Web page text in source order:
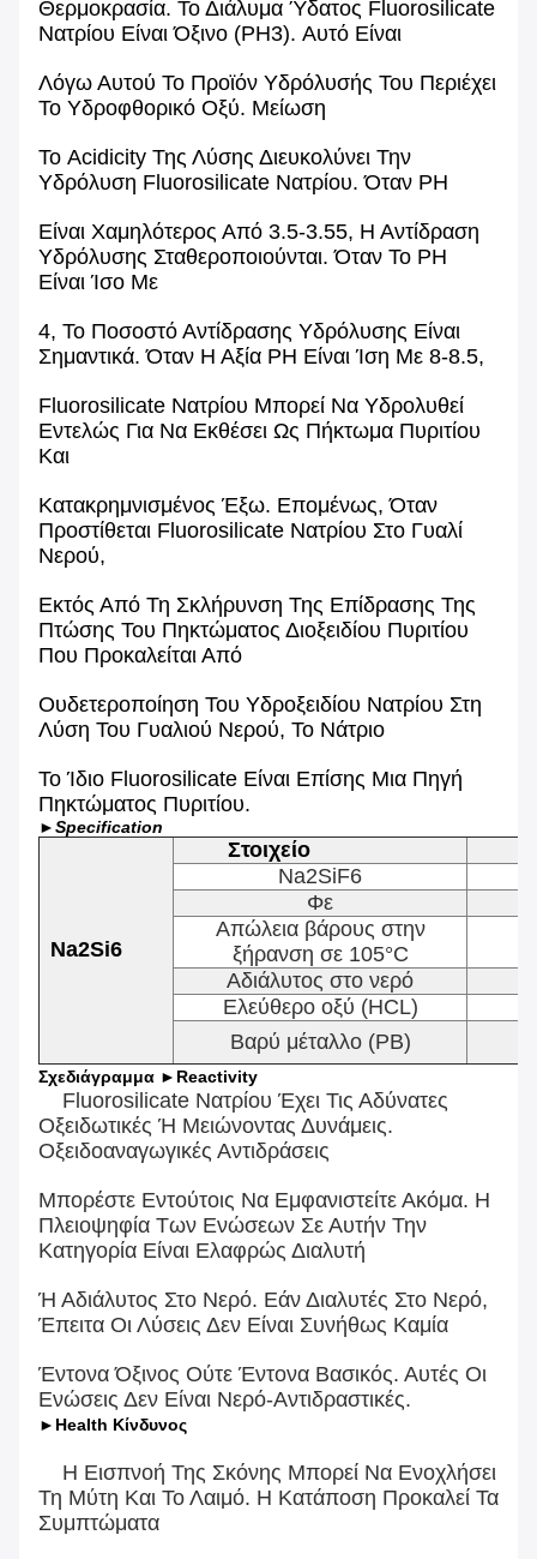
Θερμοκρασία. Το Διάλυμα Ύδατος Fluorosilicate
Νατρίου Είναι Όξινο (pH3). Αυτό Είναι
Λόγω Αυτού Το Προϊόν Υδρόλυσής Του Περιέχει
Το Υδροφθορικό Οξύ. Μείωση
Το Acidicity Της Λύσης Διευκολύνει Την
Υδρόλυση Fluorosilicate Νατρίου.Όταν PH
Είναι Χαμηλότερος Από 3.5-3.55, Η Αντίδραση
Υδρόλυσης Σταθεροποιούνται.Όταν Το PH
Είναι Ίσο Με
4, Το Ποσοστό Αντίδρασης Υδρόλυσης Είναι
Σημαντικά. Όταν Η Αξία PH Είναι Ίση Με 8-8.5,
Fluorosilicate Νατρίου Μπορεί Να Υδρολυθεί
Εντελώς Για Να Εκθέσει Ως Πήκτωμα Πυριτίου
Και
Κατακρημνισμένος Έξω. Επομένως, Όταν
Προστίθεται Fluorosilicate Νατρίου Στο Γυαλί
Νερού,
Εκτός Από Τη Σκλήρυνση Της Επίδρασης Της
Πτώσης Του Πηκτώματος Διοξειδίου Πυριτίου
Που Προκαλείται Από
Ουδετεροποίηση Του Υδροξειδίου Νατρίου Στη
Λύση Του Γυαλιού Νερού, Το Νάτριο
Το Ίδιο Fluorosilicate Είναι Επίσης Μια Πηγή
Πηκτώματος Πυριτίου.
►Specification
Na2Si6
Στοιχείο
Na2SiF6
Φε
Απώλεια βάρους στην
ξήρανση σε 105°C
Αδιάλυτος στο νερό
Ελεύθερο οξύ (HCL)
Βαρύ μέταλλο (PB)
Σχεδιάγραμμα ►Reactivity
Fluorosilicate Νατρίου Έχει Τις Αδύνατες
Οξειδωτικές Ή Μειώνοντας Δυνάμεις.
Οξειδοαναγωγικές Αντιδράσεις
Μπορέστε Εντούτοις Να Εμφανιστείτε Ακόμα. Η
Πλειοψηφία Των Ενώσεων Σε Αυτήν Την
Κατηγορία Είναι Ελαφρώς Διαλυτή
Ή Αδιάλυτος Στο Νερό. Εάν Διαλυτές Στο Νερό,
Έπειτα Οι Λύσεις Δεν Είναι Συνήθως Καμία
Έντονα Όξινος Ούτε Έντονα Βασικός. Αυτές Οι
Ενώσεις Δεν Είναι Νερό-Αντιδραστικές.
►Health Κίνδυνος
Η Εισπνοή Της Σκόνης Μπορεί Να Ενοχλήσει
Τη Μύτη Και Το Λαιμό. Η Κατάποση Προκαλεί Τα
Συμπτώματα